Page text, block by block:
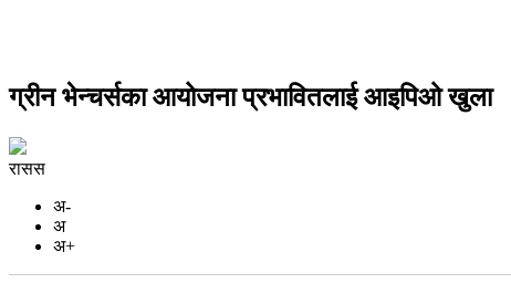
ग्रीन भेन्चर्सका आयोजना प्रभावितलाई आइपिओ खुला
रासस
अ-
अ
अ+